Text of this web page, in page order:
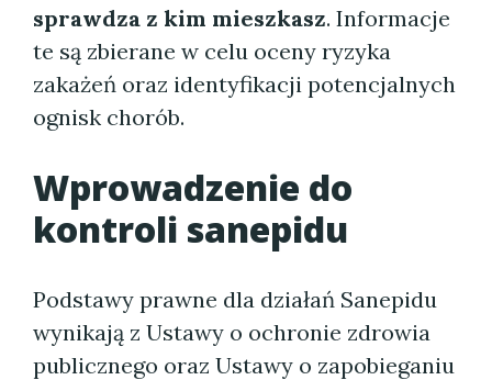
sprawdza z kim mieszkasz. Informacje
te są zbierane w celu oceny ryzyka
zakażeń oraz identyfikacji potencjalnych
ognisk chorób.
Wprowadzenie do
kontroli sanepidu
Podstawy prawne dla działań Sanepidu
wynikają z Ustawy o ochronie zdrowia
publicznego oraz Ustawy o zapobieganiu